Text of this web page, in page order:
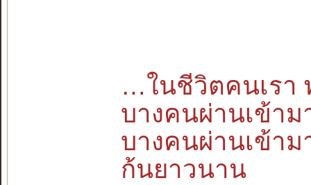
…ในชีวิตคนเรา
บางคนผ่านเข้า
บางคนผ่านเข้าม
ก้นยาวนาน